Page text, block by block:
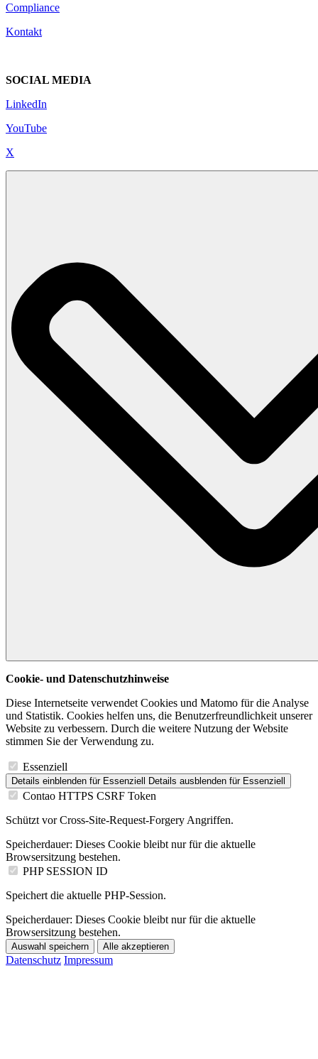
Compliance
Kontakt
SOCIAL MEDIA
LinkedIn
YouTube
X
Cookie- und Datenschutzhinweise
Diese Internetseite verwendet Cookies und Matomo für die Analyse
und Statistik. Cookies helfen uns, die Benutzerfreundlichkeit unserer
Website zu verbessern. Durch die weitere Nutzung der Website
stimmen Sie der Verwendung zu.
Essenziell
Details einblenden für Essenziell Details ausblenden für Essenziell
Contao HTTPS CSRF Token
Schützt vor Cross-Site-Request-Forgery Angriffen.
Speicherdauer: Dieses Cookie bleibt nur für die aktuelle
Browsersitzung bestehen.
PHP SESSION ID
Speichert die aktuelle PHP-Session.
Speicherdauer: Dieses Cookie bleibt nur für die aktuelle
Browsersitzung bestehen.
Auswahl speichern Alle akzeptieren
Datenschutz Impressum